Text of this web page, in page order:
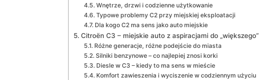
Wnętrze, drzwi i codzienne użytkowanie
Typowe problemy C2 przy miejskiej eksploatacji
Dla kogo C2 ma sens jako auto miejskie
Citroën C3 – miejskie auto z aspiracjami do „większego”
Różne generacje, różne podejście do miasta
Silniki benzynowe – co najlepiej znosi korki
Diesle w C3 – kiedy to ma sens w mieście
Komfort zawieszenia i wyciszenie w codziennym użyciu